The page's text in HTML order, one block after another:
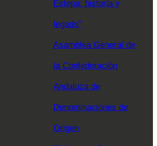
Estepa: historia y
legado”
Asamblea General de
la Confederación
Andaluza de
Denominaciones de
Origen